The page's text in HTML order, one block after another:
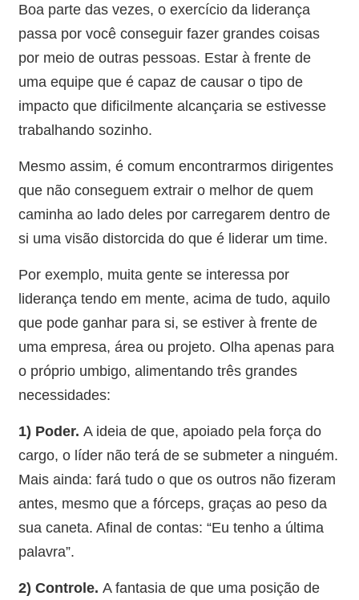
Boa parte das vezes, o exercício da liderança
passa por você conseguir fazer grandes coisas
por meio de outras pessoas. Estar à frente de
uma equipe que é capaz de causar o tipo de
impacto que dificilmente alcançaria se estivesse
trabalhando sozinho.
Mesmo assim, é comum encontrarmos dirigentes
que não conseguem extrair o melhor de quem
caminha ao lado deles por carregarem dentro de
si uma visão distorcida do que é liderar um time.
Por exemplo, muita gente se interessa por
liderança tendo em mente, acima de tudo, aquilo
que pode ganhar para si, se estiver à frente de
uma empresa, área ou projeto. Olha apenas para
o próprio umbigo, alimentando três grandes
necessidades:
1) Poder. A ideia de que, apoiado pela força do
cargo, o líder não terá de se submeter a ninguém.
Mais ainda: fará tudo o que os outros não fizeram
antes, mesmo que a fórceps, graças ao peso da
sua caneta. Afinal de contas: “Eu tenho a última
palavra”.
2) Controle. A fantasia de que uma posição de